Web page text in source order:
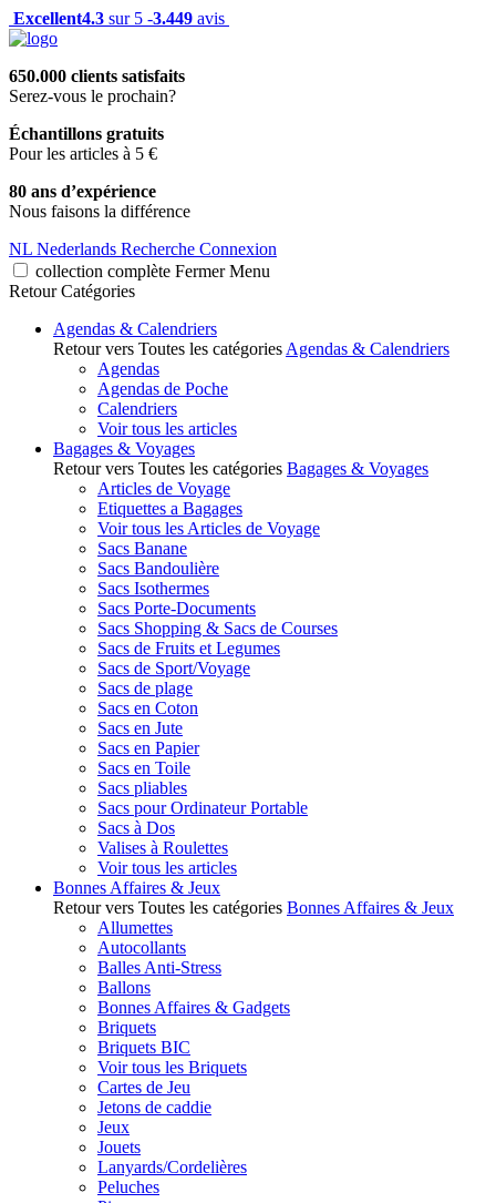
Excellent4.3 sur 5 -3.449 avis
650.000 clients satisfaits
Serez-vous le prochain?
Échantillons gratuits
Pour les articles à 5 €
80 ans d’expérience
Nous faisons la différence
NL Nederlands Recherche Connexion
collection complète Fermer Menu
Retour Catégories
Agendas & Calendriers
Retour vers Toutes les catégories Agendas & Calendriers
Agendas
Agendas de Poche
Calendriers
Voir tous les articles
Bagages & Voyages
Retour vers Toutes les catégories Bagages & Voyages
Articles de Voyage
Etiquettes a Bagages
Voir tous les Articles de Voyage
Sacs Banane
Sacs Bandoulière
Sacs Isothermes
Sacs Porte-Documents
Sacs Shopping & Sacs de Courses
Sacs de Fruits et Legumes
Sacs de Sport/Voyage
Sacs de plage
Sacs en Coton
Sacs en Jute
Sacs en Papier
Sacs en Toile
Sacs pliables
Sacs pour Ordinateur Portable
Sacs à Dos
Valises à Roulettes
Voir tous les articles
Bonnes Affaires & Jeux
Retour vers Toutes les catégories Bonnes Affaires & Jeux
Allumettes
Autocollants
Balles Anti-Stress
Ballons
Bonnes Affaires & Gadgets
Briquets
Briquets BIC
Voir tous les Briquets
Cartes de Jeu
Jetons de caddie
Jeux
Jouets
Lanyards/Cordelières
Peluches